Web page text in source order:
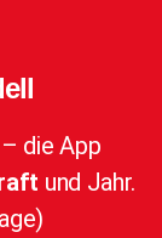
die App
und Jahr.